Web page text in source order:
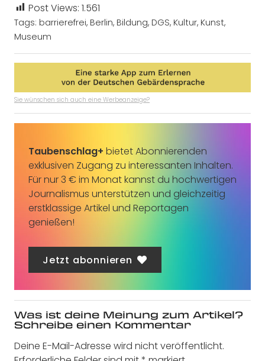
Post Views: 1.561
Tags: barrierefrei, Berlin, Bildung, DGS, Kultur, Kunst,
Museum
Sie wünschen sich auch eine Werbeanzeige?
Taubenschlag+ bietet Abonnierenden
exklusiven Zugang zu interessanten Inhalten.
Für nur 3 € im Monat kannst du hochwertigen
Journalismus unterstützen und gleichzeitig
erstklassige Artikel und Reportagen
genießen!
Jetzt abonnieren
Was ist deine Meinung zum Artikel?
Schreibe einen Kommentar
Deine E-Mail-Adresse wird nicht veröffentlicht.